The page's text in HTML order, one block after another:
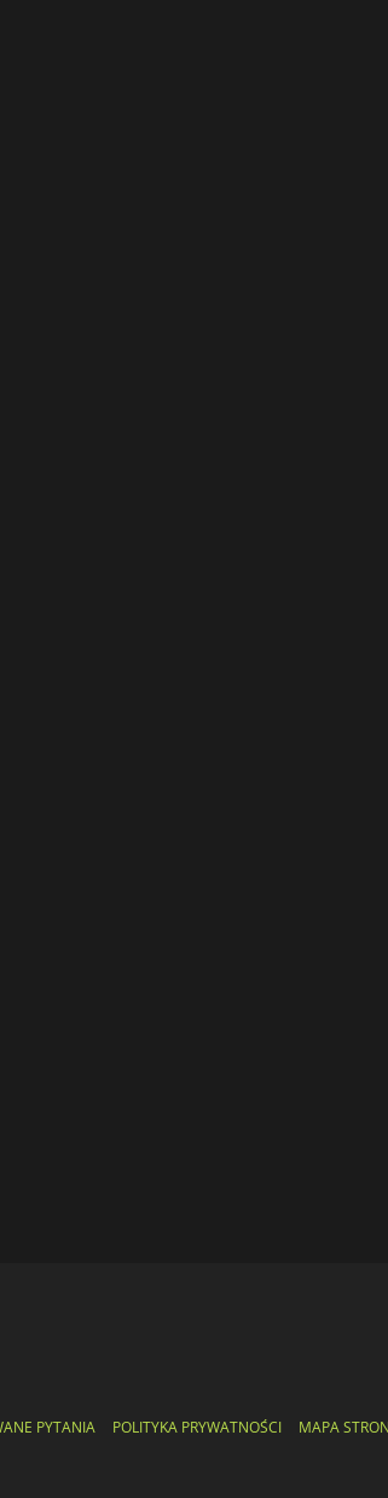
PYTANIA POLITYKA PRYWATNOŚCI
MAPA